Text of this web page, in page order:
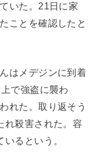
いた。21日に家
ことを確認したと
はメデジンに到着
で強盗に襲わ
れた。取り返そう
れ殺害された。容
るという。